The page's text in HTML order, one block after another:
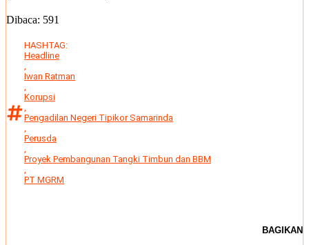
Dibaca: 591
HASHTAG:
Headline
,
Iwan Ratman
,
Korupsi
,
Pengadilan Negeri Tipikor Samarinda
,
Perusda
,
Proyek Pembangunan Tangki Timbun dan BBM
,
PT MGRM
BAGIKAN